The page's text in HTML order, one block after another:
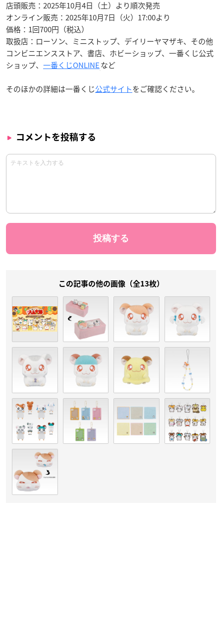
店頭販売：2025年10月4日（土）より順次発売
オンライン販売：2025年10月7日（火）17:00より
価格：1回700円（税込）
取扱店：ローソン、ミニストップ、デイリーヤマザキ、その他
コンビニエンスストア、書店、ホビーショップ、一番くじ公式
ショップ、 一番くじONLINEなど
そのほかの詳細は一番くじ公式サイトをご確認ください。
コメントを投稿する
この記事の他の画像（全13枚）